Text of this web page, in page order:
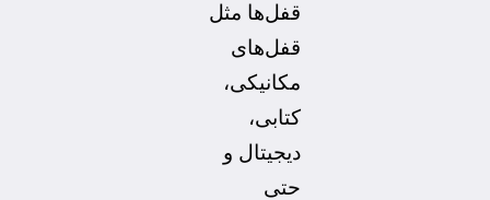
قفل‌ها مثل
قفل‌های
مکانیکی،
کتابی،
دیجیتال و
حتی